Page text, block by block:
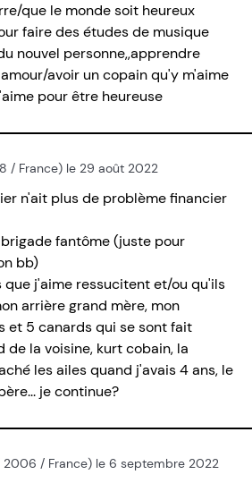
que le monde soit heureux
faire des études de musique
nouvel personne,,apprendre
avoir un copain qu'y m'aime
pour être heureuse
/ France) le 29 août 2022
n'ait plus de problème financier
fantôme (juste pour
bb)
que j'aime ressucitent et/ou qu'ils
arrière grand mère, mon
et 5 canards qui se sont fait
de la voisine, kurt cobain, la
les ailes quand j'avais 4 ans, le
je continue?
2006 / France) le 6 septembre 2022